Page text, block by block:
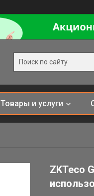
Товары и услуги
ZKTeco